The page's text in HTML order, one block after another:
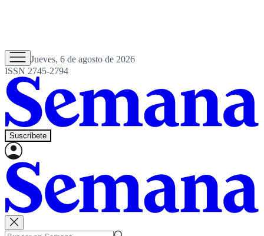
Jueves, 6 de agosto de 2026
ISSN 2745-2794
Suscríbete